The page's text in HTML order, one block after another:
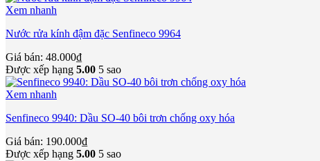
Xem nhanh
Nước rửa kính đậm đặc Senfineco 9964
Giá bán: 48.000₫
Được xếp hạng 5.00 5 sao
Xem nhanh
Senfineco 9940: Dầu SO-40 bôi trơn chống oxy hóa
Giá bán: 190.000₫
Được xếp hạng 5.00 5 sao